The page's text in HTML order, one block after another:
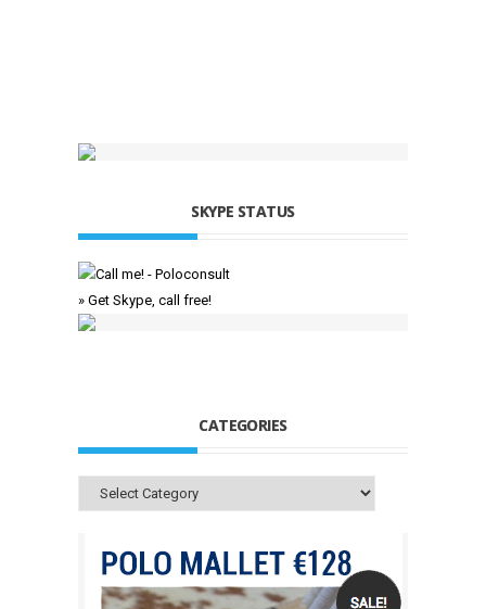
SKYPE STATUS
» Get Skype, call free!
CATEGORIES
Categories